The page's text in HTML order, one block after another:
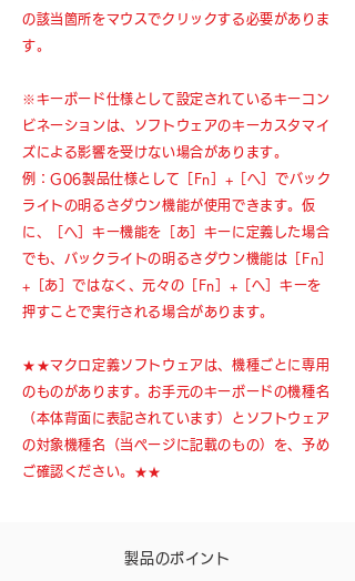
の該当箇所をマウスでクリックする必要がありま
す。
※キーボード仕様として設定されているキーコン
ビネーションは、ソフトウェアのキーカスタマイ
ズによる影響を受けない場合があります。
例：G06製品仕様として［Fn］+［へ］でバック
ライトの明るさダウン機能が使用できます。仮
に、［へ］キー機能を［あ］キーに定義した場合
でも、バックライトの明るさダウン機能は［Fn］
+［あ］ではなく、元々の［Fn］+［へ］キーを
押すことで実行される場合があります。
★★マクロ定義ソフトウェアは、機種ごとに専用
のものがあります。お手元のキーボードの機種名
（本体背面に表記されています）とソフトウェア
の対象機種名（当ページに記載のもの）を、予め
ご確認ください。★★
製品のポイント